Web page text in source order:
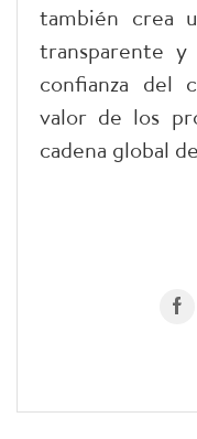
también crea
transparente
confianza del
valor de los
cadena global